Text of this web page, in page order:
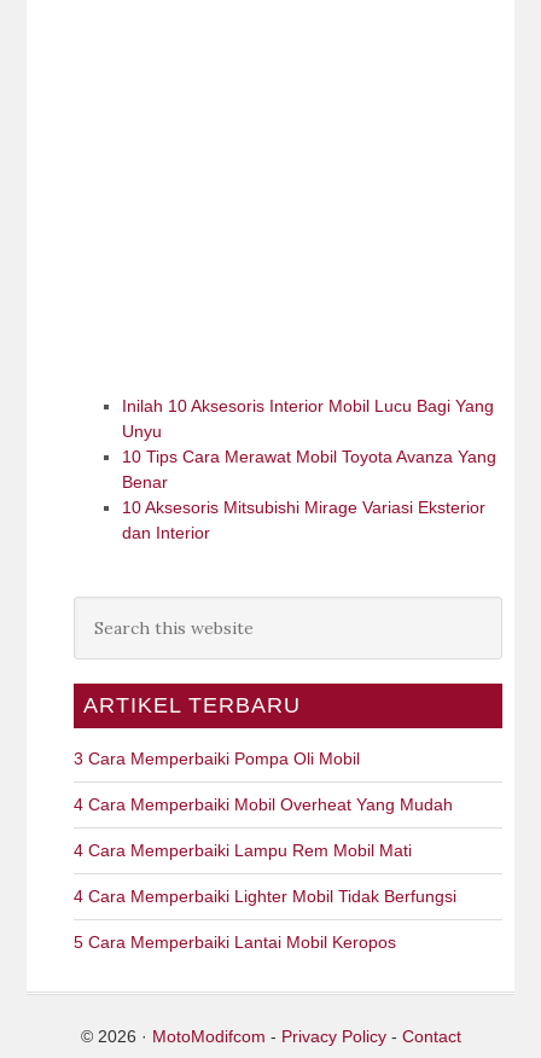
Inilah 10 Aksesoris Interior Mobil Lucu Bagi Yang
Unyu
10 Tips Cara Merawat Mobil Toyota Avanza Yang
Benar
10 Aksesoris Mitsubishi Mirage Variasi Eksterior
dan Interior
ARTIKEL TERBARU
3 Cara Memperbaiki Pompa Oli Mobil
4 Cara Memperbaiki Mobil Overheat Yang Mudah
4 Cara Memperbaiki Lampu Rem Mobil Mati
4 Cara Memperbaiki Lighter Mobil Tidak Berfungsi
5 Cara Memperbaiki Lantai Mobil Keropos
© 2026 · MotoModifcom - Privacy Policy- Contact